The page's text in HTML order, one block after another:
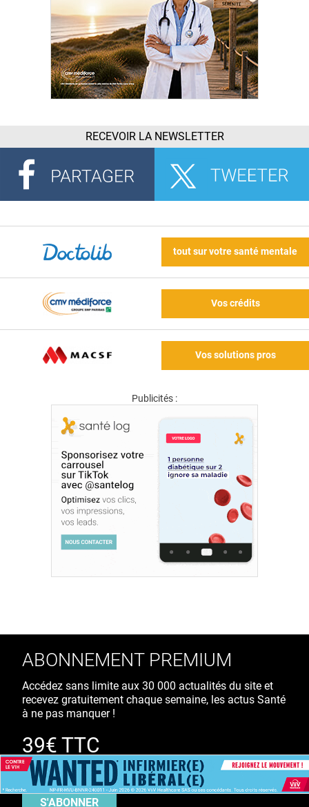
RECEVOIR LA NEWSLETTER
tout sur votre santé mentale
Vos crédits
Vos solutions pros
Publicités :
ABONNEMENT PREMIUM
Accédez sans limite aux 30 000 actualités du site et
recevez gratuitement chaque semaine, les actus Santé
à ne pas manquer !
39€ TTC
/ an
S'ABONNER